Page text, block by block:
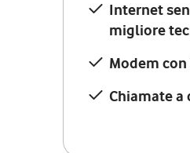
Internet
migliore
Modem con
Chiamate a